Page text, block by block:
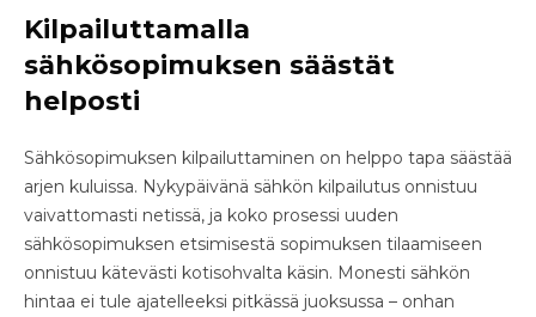
Kilpailuttamalla
sähkösopimuksen säästät
helposti
Sähkösopimuksen kilpailuttaminen on helppo tapa säästää
arjen kuluissa. Nykypäivänä sähkön kilpailutus onnistuu
vaivattomasti netissä, ja koko prosessi uuden
sähkösopimuksen etsimisestä sopimuksen tilaamiseen
onnistuu kätevästi kotisohvalta käsin. Monesti sähkön
hintaa ei tule ajatelleeksi pitkässä juoksussa – onhan